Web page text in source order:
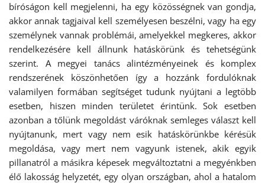
bíróságon kell megjelenni, ha egy közösségnek van gondja,
akkor annak tagjaival kell személyesen beszélni, vagy ha egy
személynek vannak problémái, amelyekkel megkeres, akkor
rendelkezésére kell állnunk hatáskörünk és tehetségünk
szerint. A megyei tanács alintézményeinek és komplex
rendszerének köszönhetően így a hozzánk fordulóknak
valamilyen formában segítséget tudunk nyújtani a legtöbb
esetben, hiszen minden területet érintünk. Sok esetben
azonban a tőlünk megoldást váróknak semleges választ kell
nyújtanunk, mert vagy nem esik hatáskörünkbe kérésük
megoldása, vagy mert nem vagyunk istenek, akik egyik
pillanatról a másikra képesek megváltoztatni a megyénkben
élő lakosság helyzetét, egy olyan országban, ahol a hatalom